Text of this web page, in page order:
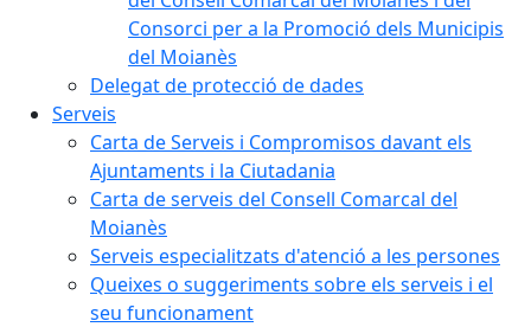
Consorci per a la Promoció dels Municipis
del Moianès
Delegat de protecció de dades
Serveis
Carta de Serveis i Compromisos davant els
Ajuntaments i la Ciutadania
Carta de serveis del Consell Comarcal del
Moianès
Serveis especialitzats d'atenció a les persones
Queixes o suggeriments sobre els serveis i el
seu funcionament